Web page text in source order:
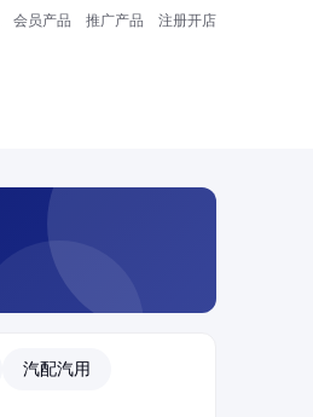
会员产品 推广产品 注册开店
汽配汽用